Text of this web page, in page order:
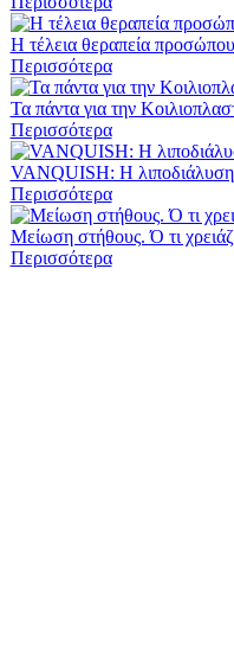
Η τέλεια θεραπεία προσώπου
Περισσότερα
Τα πάντα για την
Περισσότερα
VANQUISH: Η λιποδιάλυση
Περισσότερα
Μείωση στήθους. Ό τι
Περισσότερα